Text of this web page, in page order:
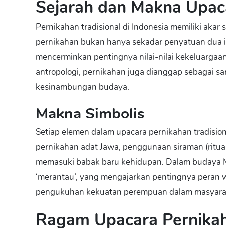
Sejarah dan Makna
Pernikahan tradisional di Indonesia memiliki akar
pernikahan bukan hanya sekadar penyatuan
mencerminkan pentingnya nilai-nilai
antropologi, pernikahan juga dianggap sebagai
kesinambungan budaya.
Makna Simbolis
Setiap elemen dalam upacara pernikahan
pernikahan adat Jawa, penggunaan siraman
memasuki babak baru kehidupan. Dalam
‘merantau’, yang mengajarkan pentingnya
pengukuhan kekuatan perempuan dalam
Ragam Upacara